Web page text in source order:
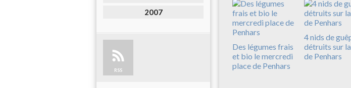
2007
RSS
Des légumes frais
et bio le mercredi
place de Penhars
4 nids de
détruits sur
de Penhars